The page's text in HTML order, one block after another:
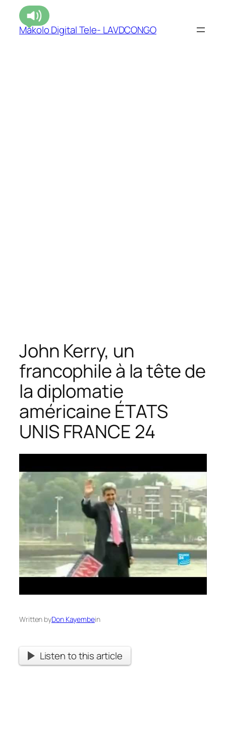
Makolo Digital Tele- LAVDCONGO
John Kerry, un
francophile à la tête de
la diplomatie
américaine ÉTATS
UNIS FRANCE 24
Written byDon Kayembein
Listen to this article